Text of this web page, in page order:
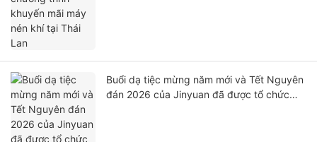
Buổi dạ tiệc mừng năm mới và Tết Nguyên
đán 2026 của Jinyuan đã được tổ chức